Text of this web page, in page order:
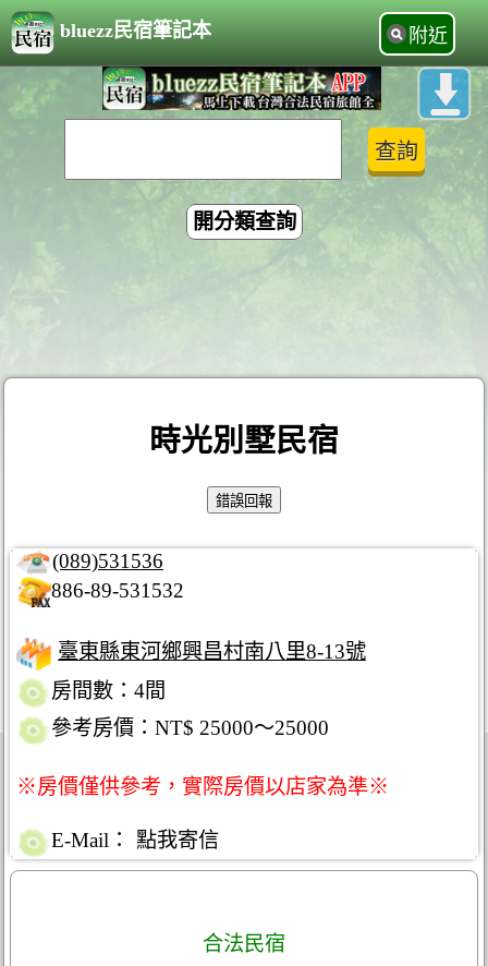
bluezz民宿筆記本 附近
開分類查詢
時光別墅民宿
(089)531536
886-89-531532
臺東縣東河鄉興昌村南八里8-13號
房間數：4間
參考房價：NT$ 25000～25000
※房價僅供參考，實際房價以店家為準※
E-Mail： 點我寄信
合法民宿